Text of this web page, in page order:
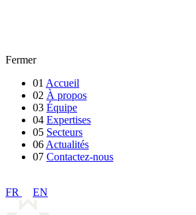
Fermer
01 Accueil
02 À propos
03 Équipe
04 Expertises
05 Secteurs
06 Actualités
07 Contactez-nous
FR EN